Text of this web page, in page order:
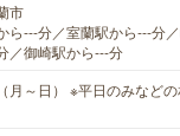
市
ら---分／室蘭駅から---分
／御崎駅から---分
月～日） ※平日のみなど